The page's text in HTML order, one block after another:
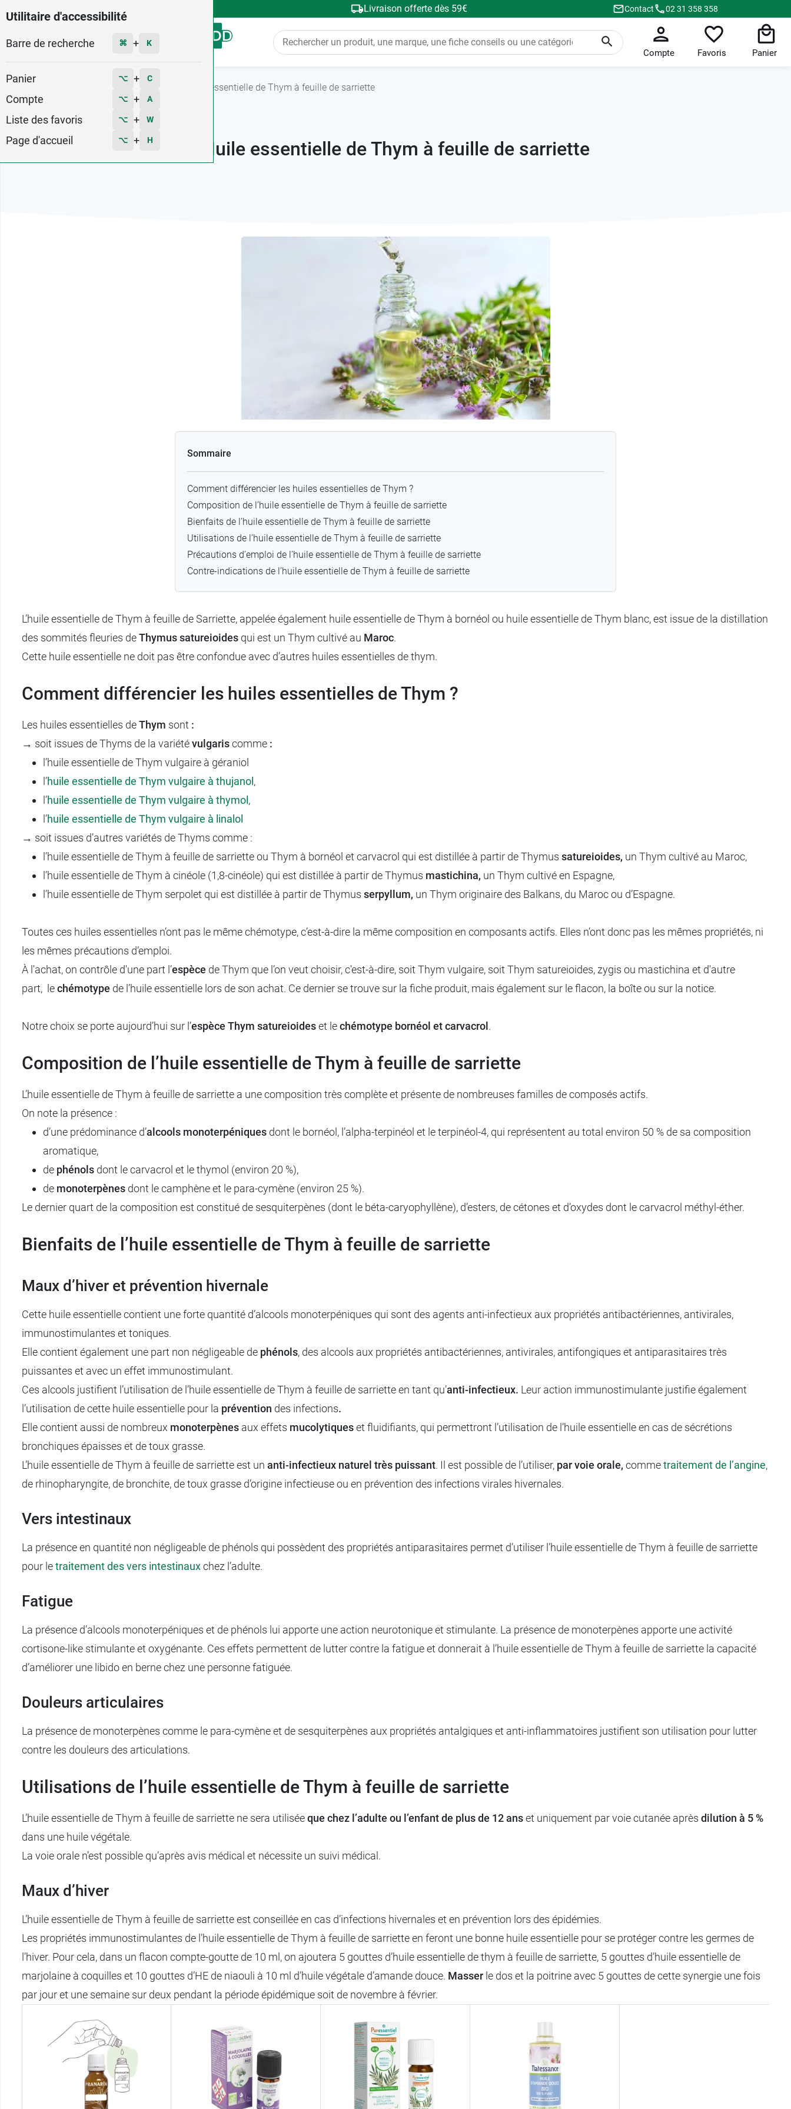
Utilitaire d'accessibilité
Barre de recherche ⌘ + K
Panier ⌥ + C
Compte ⌥ + A
Liste des favoris ⌥ + W
Page d'accueil ⌥ + H
Livraison offerte dès 59€ Contact 02 31 358 358
Menu
Compte Favoris Panier
Huile essentielle de Thym à feuille de sarriette
Huile essentielle de Thym à feuille de sarriette
Sommaire
Comment différencier les huiles essentielles de Thym ?
Composition de l’huile essentielle de Thym à feuille de sarriette
Bienfaits de l’huile essentielle de Thym à feuille de sarriette
Utilisations de l’huile essentielle de Thym à feuille de sarriette
Précautions d’emploi de l’huile essentielle de Thym à feuille de sarriette
Contre-indications de l’huile essentielle de Thym à feuille de sarriette
L’huile essentielle de Thym à feuille de Sarriette, appelée également huile essentielle de Thym à bornéol ou huile essentielle de Thym blanc, est issue de la distillation
des sommités fleuries deThymus satureioides qui est un Thym cultivé au Maroc.
Cette huile essentielle ne doit pas être confondue avec d’autres huiles essentielles de thym.
Comment différencier les huiles essentielles de Thym ?
Les huiles essentielles deThym sont :
→ soit issues de Thyms de la variétévulgariscomme :
l’huile essentielle de Thym vulgaire à géraniol
l’huile essentielle de Thym vulgaire à thujanol,
l’huile essentielle de Thym vulgaire à thymol,
l’huile essentielle de Thym vulgaire à linalol
→ soit issues d’autres variétés de Thyms comme :
l’huile essentielle de Thym à feuille de sarriette ou Thym à bornéol et carvacrol qui est distillée à partir de Thymus satureioides, un Thym cultivé au Maroc,
l’huile essentielle de Thym à cinéole (1,8-cinéole) qui est distillée à partir de Thymus mastichina, un Thym cultivé en Espagne,
l’huile essentielle de Thym serpolet qui est distillée à partir de Thymus serpyllum, un Thym originaire des Balkans, du Maroc ou d’Espagne.
Toutes ces huiles essentielles n’ont pas le même chémotype, c’est-à-dire la même composition en composants actifs. Elles n’ont donc pas les mêmes propriétés, ni
les mêmes précautions d’emploi.
À l'achat, on contrôle d'une part l’espèce de Thym que l’on veut choisir, c'est-à-dire, soit Thym vulgaire, soit Thym satureioides, zygis ou mastichina et d'autre
part, lechémotype de l’huile essentielle lors de son achat. Ce dernier se trouve sur la fiche produit, mais également sur le flacon, la boîte ou sur la notice.
Notre choix se porte aujourd’hui sur l’espèce Thym satureioideset lechémotype bornéol et carvacrol.
Composition de l’huile essentielle de Thym à feuille de sarriette
L’huile essentielle de Thym à feuille de sarriette a une composition très complète et présente de nombreuses familles de composés actifs.
On note la présence :
d’une prédominance d’alcools monoterpéniques dont le bornéol, l’alpha-terpinéol et le terpinéol-4, qui représentent au total environ 50 % de sa composition
aromatique,
de phénols dont le carvacrol et le thymol (environ 20 %),
de monoterpènes dont le camphène et le para-cymène (environ 25 %).
Le dernier quart de la composition est constitué de sesquiterpènes (dont le béta-caryophyllène), d’esters, de cétones et d’oxydes dont le carvacrol méthyl-éther.
Bienfaits de l’huile essentielle de Thym à feuille de sarriette
Maux d’hiver et prévention hivernale
Cette huile essentielle contient une forte quantité d’alcools monoterpéniques qui sont des agents anti-infectieux aux propriétés antibactériennes, antivirales,
immunostimulantes et toniques.
Elle contient également une part non négligeable de phénols, des alcools aux propriétés antibactériennes, antivirales, antifongiques et antiparasitaires très
puissantes et avec un effet immunostimulant.
Ces alcools justifient l’utilisation de l’huile essentielle de Thym à feuille de sarriette en tant qu’anti-infectieux. Leur action immunostimulante justifie également
l’utilisation de cette huile essentielle pour la prévention des infections.
Elle contient aussi de nombreux monoterpènes aux effets mucolytiqueset fluidifiants, qui permettront l’utilisation de l’huile essentielle en cas de sécrétions
bronchiques épaisses et de toux grasse.
L’huile essentielle de Thym à feuille de sarriette est un anti-infectieux naturel très puissant. Il est possible de l’utiliser, par voie orale, commetraitement de l’angine,
de rhinopharyngite, de bronchite, de toux grasse d’origine infectieuse ou en prévention des infections virales hivernales.
Vers intestinaux
La présence en quantité non négligeable de phénols qui possèdent des propriétés antiparasitaires permet d’utiliser l’huile essentielle de Thym à feuille de sarriette
pour letraitement des vers intestinauxchez l’adulte.
Fatigue
La présence d’alcools monoterpéniques et de phénols lui apporte une action neurotonique et stimulante. La présence de monoterpènes apporte une activité
cortisone-like stimulante et oxygénante. Ces effets permettent de lutter contre la fatigue et donnerait à l’huile essentielle de Thym à feuille de sarriette la capacité
d’améliorer une libido en berne chez une personne fatiguée.
Douleurs articulaires
La présence de monoterpènes comme le para-cymène et de sesquiterpènes aux propriétés antalgiques et anti-inflammatoires justifient son utilisation pour lutter
contre les douleurs des articulations.
Utilisations de l’huile essentielle de Thym à feuille de sarriette
L’huile essentielle de Thym à feuille de sarriette ne sera utiliséeque chez l’adulte ou l’enfant de plus de 12 anset uniquement par voie cutanée après dilution à 5 %
dans une huile végétale.
La voie orale n’est possible qu’après avis médical et nécessite un suivi médical.
Maux d’hiver
L’huile essentielle de Thym à feuille de sarriette est conseillée en cas d’infections hivernales et en prévention lors des épidémies.
Les propriétés immunostimulantes de l’huile essentielle de Thym à feuille de sarriette en feront une bonne huile essentielle pour se protéger contre les germes de
l’hiver. Pour cela, dans un flacon compte-goutte de 10 ml, on ajoutera 5 gouttes d’huile essentielle de thym à feuille de sarriette, 5 gouttes d’huile essentielle de
marjolaine à coquilles et 10 gouttes d’HE de niaouli à 10 ml d’huile végétale d’amande douce. Masser le dos et la poitrine avec 5 gouttes de cette synergie une fois
par jour et une semaine sur deux pendant la période épidémique soit de novembre à février.